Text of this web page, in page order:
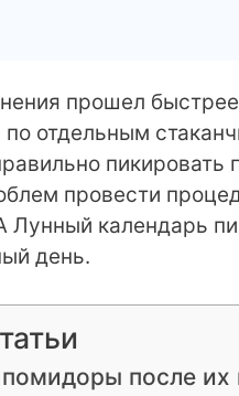
прошел
отдельным
провести
Лунный календарь
день.
после их